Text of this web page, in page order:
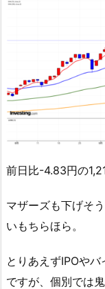
前日比-4.83円の
マザーズも下げそ
いもちらほら。
とりあえずIPOや
ですが、個別では